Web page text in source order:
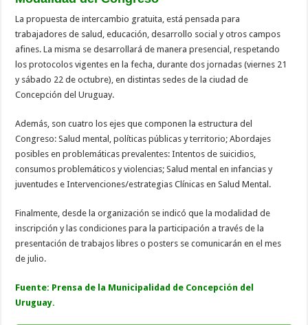
La propuesta de intercambio gratuita, está pensada para
trabajadores de salud, educación, desarrollo social y otros campos
afines. La misma se desarrollará de manera presencial, respetando
los protocolos vigentes en la fecha, durante dos jornadas (viernes 21
y sábado 22 de octubre), en distintas sedes de la ciudad de
Concepción del Uruguay.
Además, son cuatro los ejes que componen la estructura del
Congreso: Salud mental, políticas públicas y territorio; Abordajes
posibles en problemáticas prevalentes: Intentos de suicidios,
consumos problemáticos y violencias; Salud mental en infancias y
juventudes e Intervenciones/estrategias Clínicas en Salud Mental.
Finalmente, desde la organización se indicó que la modalidad de
inscripción y las condiciones para la participación a través de la
presentación de trabajos libres o posters se comunicarán en el mes
de julio.
Fuente: Prensa de la Municipalidad de Concepción del
Uruguay.